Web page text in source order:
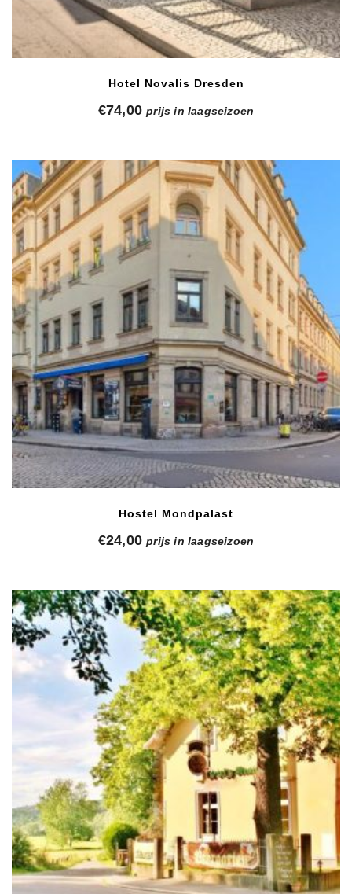
Hotel Novalis Dresden
€74,00 prijs in laagseizoen
Hostel Mondpalast
€24,00 prijs in laagseizoen